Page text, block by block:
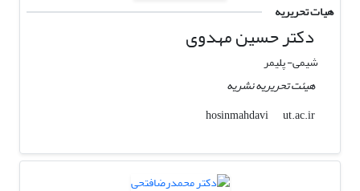
هیات تحریریه
دکتر حسین مهدوی
شیمی- پلیمر
هیئت تحریریه نشریه
hosinmahdavi
ut.ac.ir